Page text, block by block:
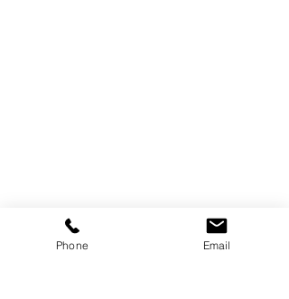
Phone Email